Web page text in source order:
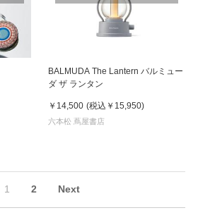
BALMUDA The Lantern バルミュー
ダ ザ ランタン
￥14,500 (税込 ￥15,950)
六本松 蔦屋書店
1 2 Next